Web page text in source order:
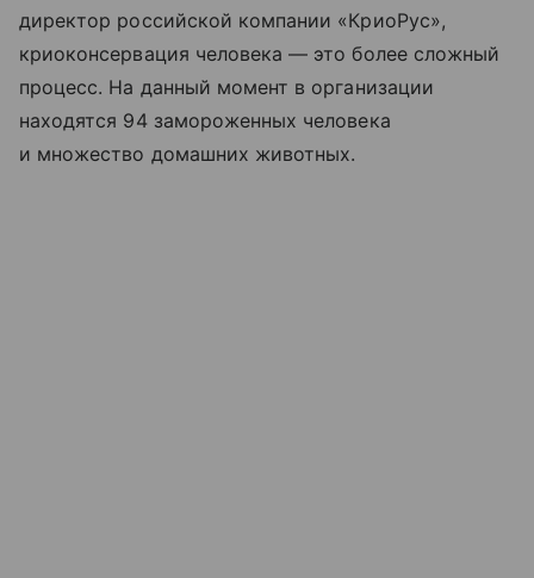
директор российской компании «КриоРус»,
криоконсервация человека — это более сложный
процесс. На данный момент в организации
находятся 94 замороженных человека
и множество домашних животных.